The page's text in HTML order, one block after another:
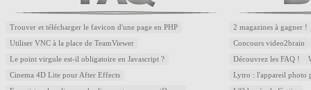
Trouver et télécharger le favicon d'une page en PHP
Utiliser VNC à la place de TeamViewer
Le point virgule est-il obligatoire en Javascript ?
Cinema 4D Lite pour After Effects
2 magazines à gagner !
Concours video2brain
Découvrez les FAQ !
Lytro : l'appareil photo